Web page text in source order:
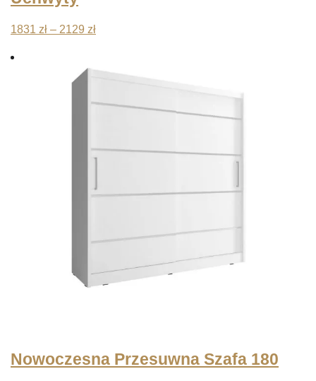
1831 zł – 2129 złZakres
od
do
Nowoczesna Przesuwna Szafa 180